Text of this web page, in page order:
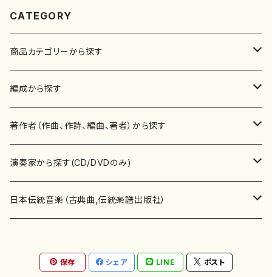
CATEGORY
商品カテゴリーから探す
楽譜
書籍
書籍
テキストブック
CD・DVD
チケット
邦楽ジャーナル
レコード
編成から探す
邦楽器
箏・琴（ソロ）
箏・琴（合奏）
三味線（合奏）
合唱
混声合唱
男声合唱
歌・声
ピアノ（ソロ）
洋楽器（弦楽器）
著作者（作曲、作詩、編曲、著者）から探す
あ行
青木省三(アオキ ショウゾウ)
秋山健治(アキヤマ ケンジ）
か行
蔭山滸山(カゲヤマ キョザン)
斉藤松声(サイトウ ショウセイ)
演奏家から探す(CD/DVDのみ)
邦楽（箏、三味線、尺八等）演奏家
石川高（笙）
應和惠子（声楽・ソプラノ）
洋楽-鍵盤楽器（ピアノ、オルガン等）演奏家
日本伝統音楽（古典曲,伝統楽譜出版社）
宮城道雄（宮城宗家監修）
地歌箏曲（三絃古典楽譜）
保存 シェア LINE ポスト